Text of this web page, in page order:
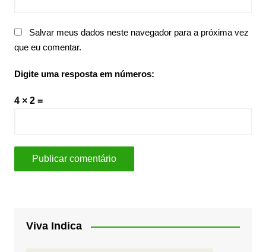
Salvar meus dados neste navegador para a próxima vez
que eu comentar.
Digite uma resposta em números:
4 × 2 =
Viva Indica